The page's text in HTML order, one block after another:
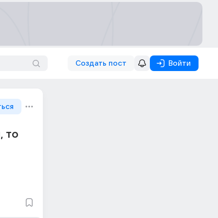
Создать пост Войти
то